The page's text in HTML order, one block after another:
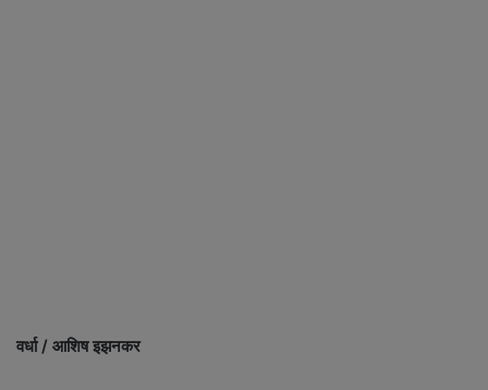
वर्धा / आशिष इझनकर